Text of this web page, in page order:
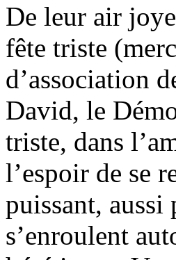
De leur air
fête triste
d’association
David, le
triste, dans
l’espoir de se
puissant, aussi
s’enroulent